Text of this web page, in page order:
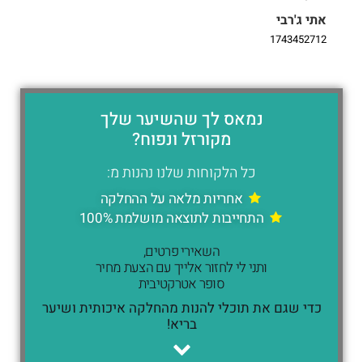
אתי ג'רבי
1743452712
נמאס לך שהשיער שלך
מקורזל ונפוח?
כל הלקוחות שלנו נהנות מ:
אחריות מלאה על ההחלקה
התחייבות לתוצאה מושלמת 100%
השאירי פרטים,
ותני לי לחזור אלייך עם הצעת מחיר
סופר אטרקטיבית
כדי שגם את תוכלי להנות מהחלקה איכותית ושיער
בריא!